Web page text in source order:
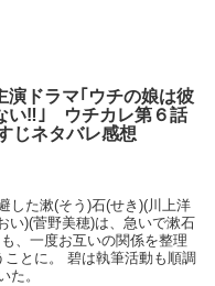
演ドラマ｢ウチの娘は彼
い‼｣ ウチカレ第６話
じネタバレ感想
した漱(そう)石(せき)(川上洋
筆活動も順調
た。